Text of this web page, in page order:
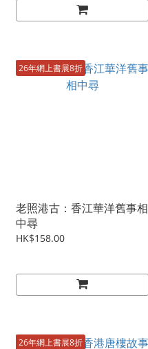
26年網上書展8折
老照港古：香江華洋舊事相
中尋
HK$158.00
26年網上書展8折